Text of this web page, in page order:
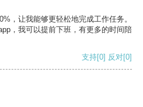
，让我能够更轻松地完成工作任务。
，我可以提前下班，有更多的时间陪
支持[0] 反对[0]